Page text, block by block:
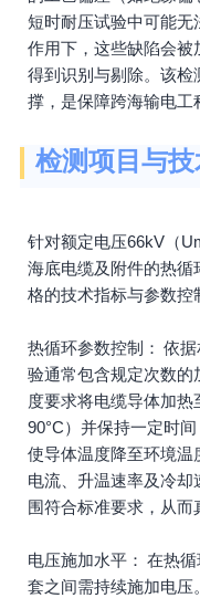
短时耐压试验中可能无
作用下，这些缺陷会
得到识别与剔除。该检
撑，是保障跨海输电工
检测项目与
针对额定电压66kV（
海底电缆及附件的热
格的技术指标与参数控
热循环参数控制： 依
验通常包含规定次数的
度要求将电缆导体加
90°C）并保持一定时
使导体温度降至环境
电流、升温速率及冷
围符合标准要求，从而
电压施加水平： 在热
套之间需持续施加电压